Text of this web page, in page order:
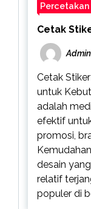
Cetak
Cetak
untuk
adalah
efektif
promosi,
desain
relatif
populer di